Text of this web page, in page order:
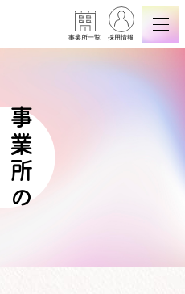
事業所一覧 採用情報
事業所の